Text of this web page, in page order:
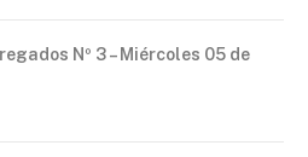
Nº 3 – Miércoles 05 de